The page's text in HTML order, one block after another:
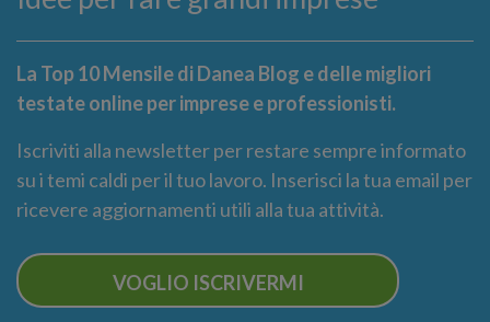
La Top 10 Mensile di Danea Blog e delle migliori
testate online per imprese e professionisti.
Iscriviti alla newsletter per restare sempre informato
su i temi caldi per il tuo lavoro. Inserisci la tua email per
ricevere aggiornamenti utili alla tua attività.
VOGLIO ISCRIVERMI